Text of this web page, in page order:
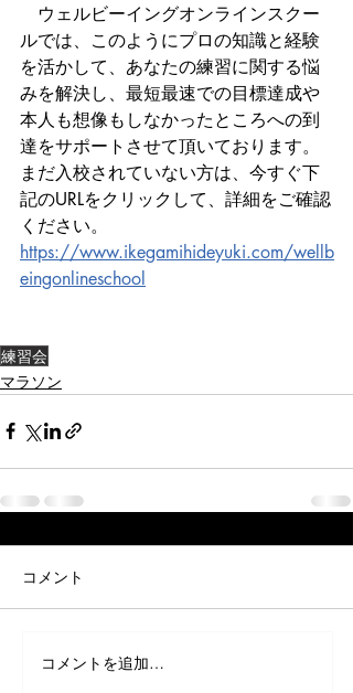
ウェルビーイングオンラインスクー
ルでは、このようにプロの知識と経験
を活かして、あなたの練習に関する悩
みを解決し、最短最速での目標達成や
本人も想像もしなかったところへの到
達をサポートさせて頂いております。
まだ入校されていない方は、今すぐ下
記のURLをクリックして、詳細をご確認
ください。
https://www.ikegamihideyuki.com/wellb
eingonlineschool
練習会
マラソン
コメント
コメントを追加…